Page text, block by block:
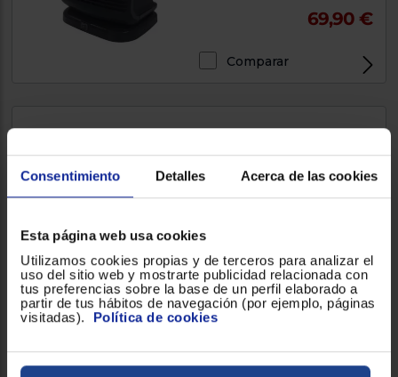
Consentimiento Detalles Acerca de las cookies
Esta página web usa cookies
Utilizamos cookies propias y de terceros para analizar el
uso del sitio web y mostrarte publicidad relacionada con
tus preferencias sobre la base de un perfil elaborado a
partir de tus hábitos de navegación (por ejemplo, páginas
visitadas). Política de cookies
69,90 €
Comparar
1800W, Blanco/Negro
38 €
Comparar